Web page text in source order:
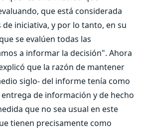
que está considerada
iniciativa, y por lo tanto, en su
se evalúen todas las
a informar la decisión". Ahora
que la razón de mantener
siglo- del informe tenía como
de información y de hecho
que no sea usual en este
tienen precisamente como